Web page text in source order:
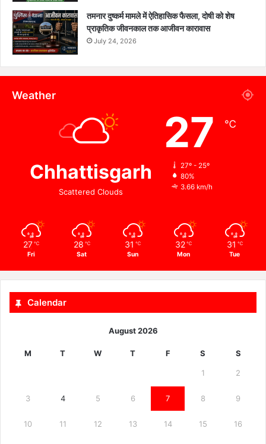
तमनार दुष्कर्म मामले में ऐतिहासिक फैसला, दोषी को शेष
प्राकृतिक जीवनकाल तक आजीवन कारावास
July 24, 2026
Weather
Chhattisgarh
Scattered Clouds
27 ℃
27º - 25º
80%
3.66 km/h
27 ℃
Fri
28 ℃
Sat
31 ℃
Sun
32 ℃
Mon
31 ℃
Tue
Calendar
August 2026
M T W T F S S
1 2
3 4 5 6 7 8 9
10 11 12 13 14 15 16